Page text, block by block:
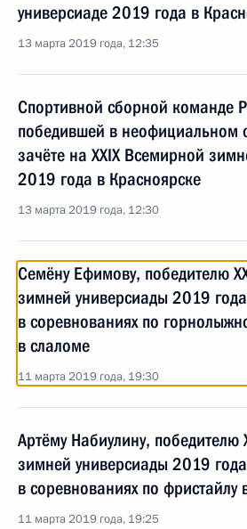
универсиаде 2019 года в
13 марта 2019 года, 12:35
Спортивной сборной команде
победившей в
зачёте на XXIX Всемирной
2019 года в Красноярске
13 марта 2019 года, 12:30
Семёну Ефимову, победителю
зимней универсиады 2019
в соревнованиях по
в слаломе
11 марта 2019 года, 19:30
Артёму Набиулину, победителю
зимней универсиады 2019
в соревнованиях по фристайлу
11 марта 2019 года, 19:25